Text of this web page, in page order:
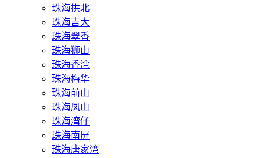
珠海拱北
珠海吉大
珠海翠香
珠海狮山
珠海香湾
珠海梅华
珠海前山
珠海凤山
珠海湾仔
珠海南屏
珠海唐家湾